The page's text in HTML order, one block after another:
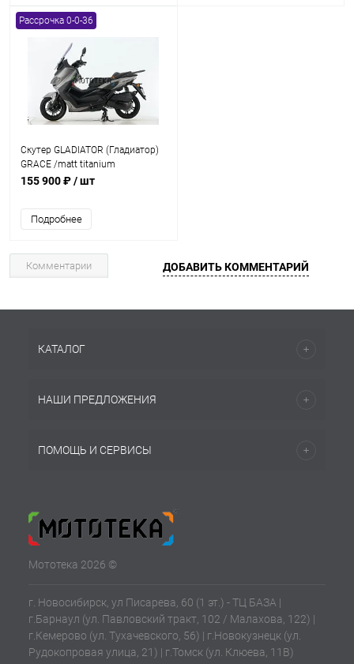
Рассрочка 0-0-36
Скутер GLADIATOR (Гладиатор)
GRACE /matt titanium
155 900 ₽/ шт
Подробнее
Комментарии ДОБАВИТЬ КОММЕНТАРИЙ
КАТАЛОГ
НАШИ ПРЕДЛОЖЕНИЯ
ПОМОЩЬ И СЕРВИСЫ
Мототека 2026 ©
г. Новосибирск, ул Писарева, 60 (1 эт.) - ТЦ БАЗА |
г.Барнаул (ул. Павловский тракт, 102 / Малахова, 122) |
г.Кемерово (ул. Тухачевского, 56) | г.Новокузнецк (ул.
Рудокопровая улица, 21) | г.Томск (ул. Клюева, 11В)